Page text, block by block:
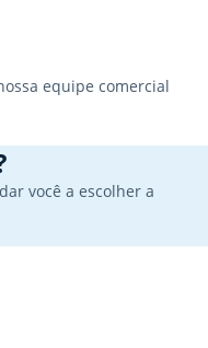
equipe comercial
você a escolher a